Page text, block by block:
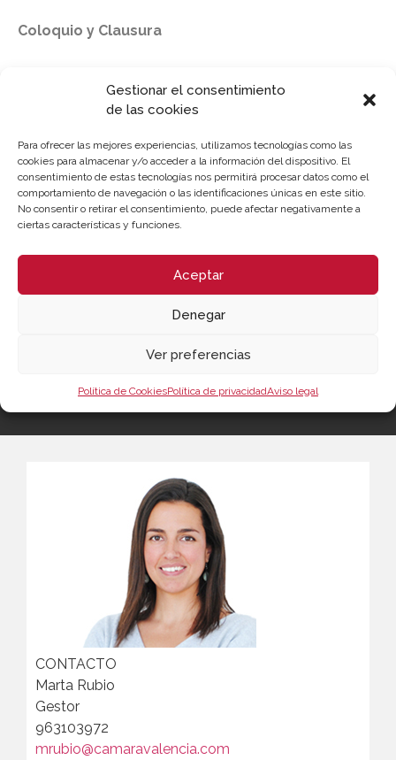
Gestionar el consentimiento
de las cookies
Para ofrecer las mejores experiencias, utilizamos tecnologías como las
cookies para almacenar y/o acceder a la información del dispositivo. El
consentimiento de estas tecnologías nos permitirá procesar datos como el
comportamiento de navegación o las identificaciones únicas en este sitio.
No consentir o retirar el consentimiento, puede afectar negativamente a
ciertas características y funciones.
Aceptar
Denegar
Ver preferencias
Política de CookiesPolítica de privacidadAviso legal
Coloquio y Clausura
LUGAR DE CELEBRACIÓN
Webinar - Cámara Valencia | Sesión Online
Descargar programa
CONTACTO
Marta Rubio
Gestor
963103972
mrubio@camaravalencia.com